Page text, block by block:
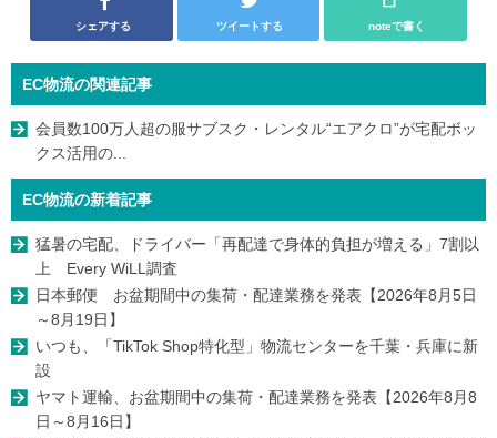
シェアする ツイートする noteで書く
EC物流の関連記事
会員数100万人超の服サブスク・レンタル“エアクロ”が宅配ボッ
クス活用の...
EC物流の新着記事
猛暑の宅配、ドライバー「再配達で身体的負担が増える」7割以
上 Every WiLL調査
日本郵便 お盆期間中の集荷・配達業務を発表【2026年8月5日
～8月19日】
いつも、「TikTok Shop特化型」物流センターを千葉・兵庫に新
設
ヤマト運輸、お盆期間中の集荷・配達業務を発表【2026年8月8
日～8月16日】